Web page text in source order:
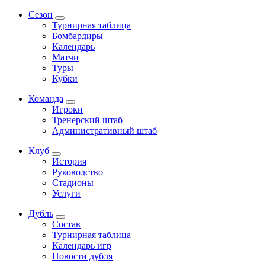
Сезон
Турнирная таблица
Бомбардиры
Календарь
Матчи
Туры
Кубки
Команда
Игроки
Тренерский штаб
Административный штаб
Клуб
История
Руководство
Стадионы
Услуги
Дубль
Состав
Турнирная таблица
Календарь игр
Новости дубля